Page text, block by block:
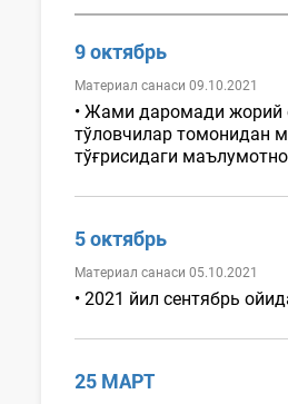
9 октябрь
Материал санаси 09.10.2021
• Жами даромади жорий
тўловчилар томонидан
тўғрисидаги
5 октябрь
Материал санаси 05.10.2021
• 2021 йил сентябрь
25 МАРТ